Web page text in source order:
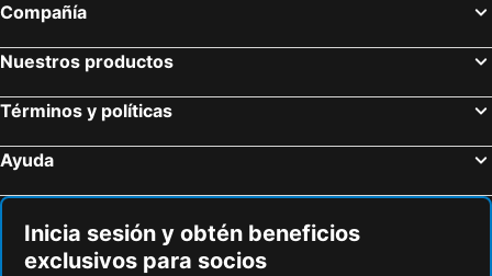
Compañía
Nuestros productos
Términos y políticas
Ayuda
Inicia sesión y obtén beneficios
exclusivos para socios